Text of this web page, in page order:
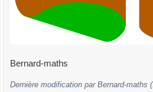
Bernard-maths
Dernière modification par Bernard-maths